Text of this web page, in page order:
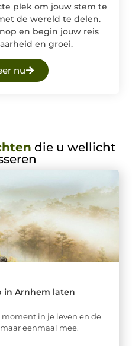
plek om jouw stem te
de wereld te delen.
en begin jouw reis
en groei.
nu
die u wellicht
in Arnhem laten
moment in je leven en de
eenmaal mee.